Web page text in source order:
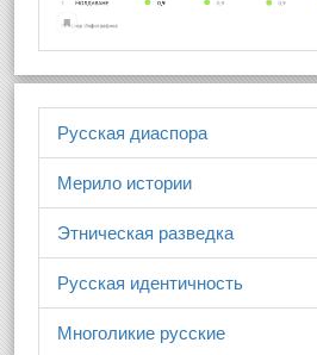
Русская диаспора
Мерило истории
Этническая разведка
Русская идентичность
Многоликие русские